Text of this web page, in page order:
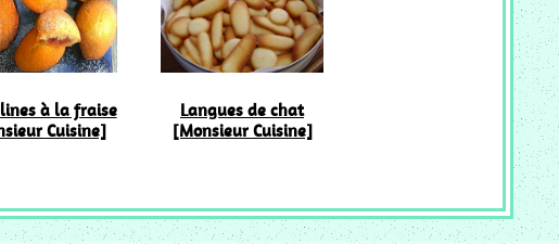
à la fraise
Cuisine]
Langues de chat
[Monsieur Cuisine]